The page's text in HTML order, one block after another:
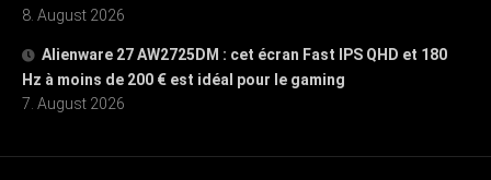
8. August 2026
Alienware 27 AW2725DM : cet écran Fast IPS QHD et 180
Hz à moins de 200 € est idéal pour le gaming
7. August 2026